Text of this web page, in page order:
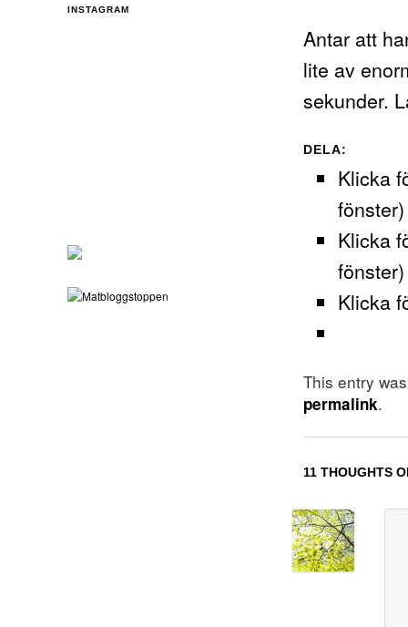
Antar att
lite av
sekunder.
DELA:
Klicka
fönster)
Klicka
fönster)
Klicka
This entry
permalink.
11 THOUGHTS
INSTAGRAM